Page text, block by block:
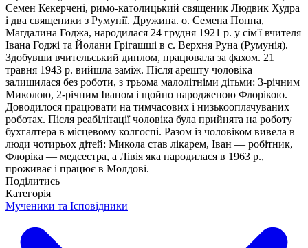
Семен Кекерчені, римо-католицький священик Людвик Худра
і два священики з Румунії. Дружина. о. Семена Поппа,
Магдалина Годжа, народилася 24 грудня 1921 р. у сім'ї вчителя
Івана Годжі та Йолани Грігашші в с. Верхня Руна (Румунія).
Здобувши вчительський диплом, працювала за фахом. 21
травня 1943 р. вийшла заміж. Після арешту чоловіка
залишилася без роботи, з трьома малолітніми дітьми: 3-річним
Миколою, 2-річним Іваном і щойно народженою Флорікою.
Доводилося працювати на тимчасових і низькооплачуваних
роботах. Після реабілітації чоловіка була прийнята на роботу
бухгалтера в місцевому колгоспі. Разом із чоловіком вивела в
люди чотирьох дітей: Микола став лікарем, Іван — робітник,
Флоріка — медсестра, а Лівія яка народилася в 1963 р.,
проживає і працює в Молдові.
Поділитись
Категорія
Мученики та Ісповідники